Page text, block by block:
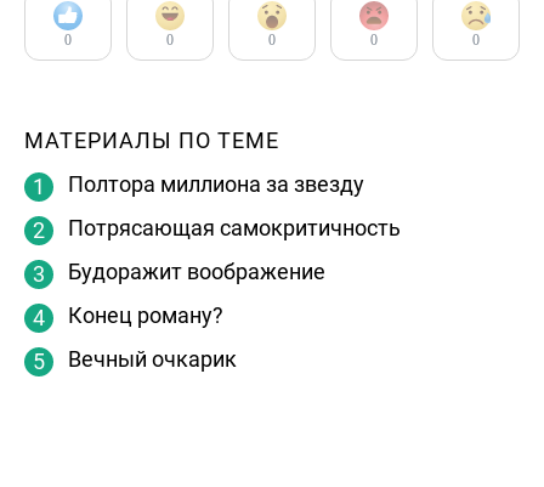
0 0 0 0 0
МАТЕРИАЛЫ ПО ТЕМЕ
Полтора миллиона за звезду
Потрясающая самокритичность
Будоражит воображение
Конец роману?
Вечный очкарик